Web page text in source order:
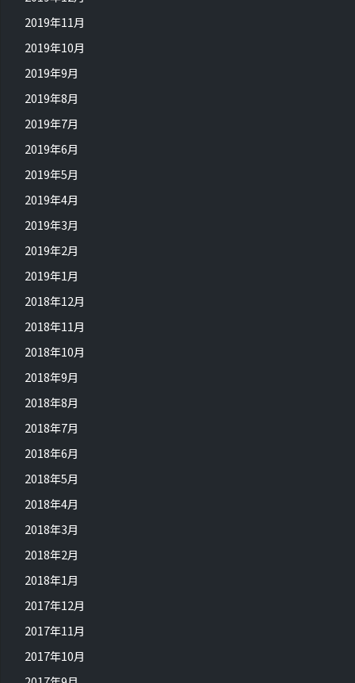
2019年11月
2019年10月
2019年9月
2019年8月
2019年7月
2019年6月
2019年5月
2019年4月
2019年3月
2019年2月
2019年1月
2018年12月
2018年11月
2018年10月
2018年9月
2018年8月
2018年7月
2018年6月
2018年5月
2018年4月
2018年3月
2018年2月
2018年1月
2017年12月
2017年11月
2017年10月